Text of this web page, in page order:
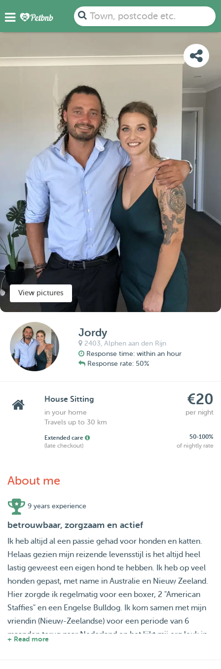
Town, postcode etc.
PHOTOS DETAILS
View pictures
Jordy
2403,Alphen aan den Rijn
Response time: within an hour
Response rate: 50%
House Sitting €20
in your home
per night
Travels up to 30 km
Extended care
50-100%
(late checkout)
of nightly rate
About me
9 years experience
betrouwbaar, zorgzaam en actief
Ik heb altijd al een passie gehad voor honden en katten.
Helaas gezien mijn reizende levensstijl is het altijd heel
lastig geweest een eigen hond te hebben. Ik heb op veel
honden gepast, met name in Australie en Nieuw Zeeland.
Hier zorgde ik regelmatig voor een boxer, 2 "American
Staffies" en een Engelse Bulldog. Ik kom samen met mijn
vriendin (Nieuw-Zeelandse) voor een periode van 6
maanden terug naar Nederland en het lijkt mij erg leuk in
+ Read more